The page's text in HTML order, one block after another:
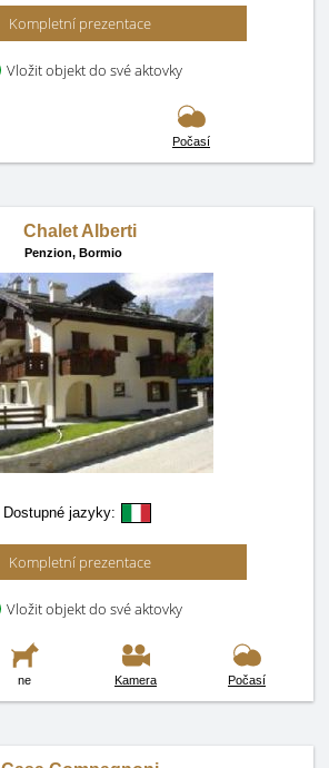
Kompletní prezentace
Vložit objekt do své aktovky
Počasí
Chalet Alberti
Penzion, Bormio
Dostupné jazyky:
Kompletní prezentace
Vložit objekt do své aktovky
ne Kamera Počasí